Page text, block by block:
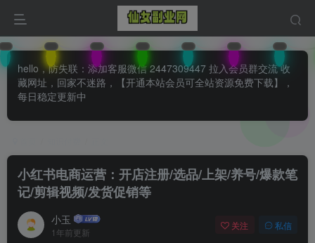
hello，防失联：添加客服微信 2447309447 拉入会员群交流 收
藏网址，回家不迷路，【开通本站会员可全站资源免费下载】，
每日稳定更新中
小红书电商运营：开店注册/选品/上架/养号/爆款笔
记/剪辑视频/发货促销等
小玉
1年前更新
关注 私信